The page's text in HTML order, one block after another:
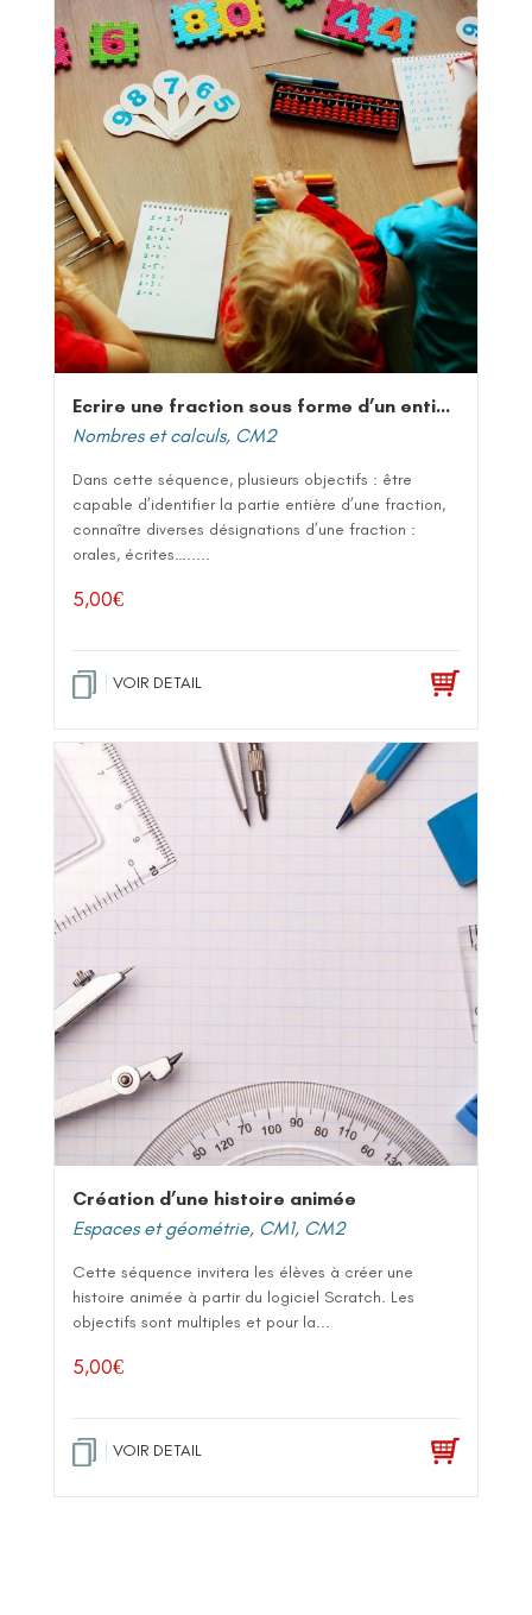
Ecrire une fraction sous forme d’un entier et d’une fraction
Nombres et calculs, CM2
Dans cette séquence, plusieurs objectifs : être
capable d’identifier la partie entière d’une fraction,
connaître diverses désignations d’une fraction :
orales, écrites….....
5,00€
VOIR DETAIL
Création d’une histoire animée
Espaces et géométrie, CM1, CM2
Cette séquence invitera les élèves à créer une
histoire animée à partir du logiciel Scratch. Les
objectifs sont multiples et pour la...
5,00€
VOIR DETAIL